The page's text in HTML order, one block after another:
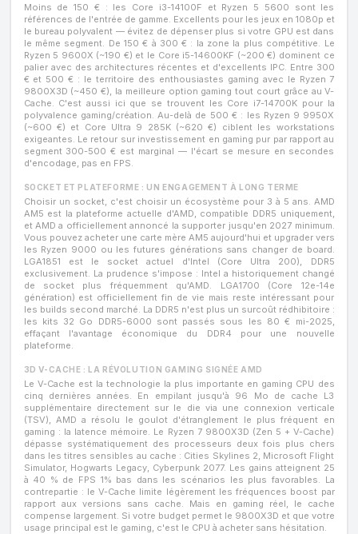
Moins de 150 € : les Core i3-14100F et Ryzen 5 5600 sont les
références de l'entrée de gamme. Excellents pour les jeux en 1080p et
le bureau polyvalent — évitez de dépenser plus si votre GPU est dans
le même segment. De 150 € à 300 € : la zone la plus compétitive. Le
Ryzen 5 9600X (~190 €) et le Core i5-14600KF (~200 €) dominent ce
palier avec des architectures récentes et d'excellents IPC. Entre 300
€ et 500 € : le territoire des enthousiastes gaming avec le Ryzen 7
9800X3D (~450 €), la meilleure option gaming tout court grâce au V-
Cache. C'est aussi ici que se trouvent les Core i7-14700K pour la
polyvalence gaming/création. Au-delà de 500 € : les Ryzen 9 9950X
(~600 €) et Core Ultra 9 285K (~620 €) ciblent les workstations
exigeantes. Le retour sur investissement en gaming pur par rapport au
segment 300-500 € est marginal — l'écart se mesure en secondes
d'encodage, pas en FPS.
SOCKET ET PLATEFORME : UN ENGAGEMENT À LONG TERME
Choisir un socket, c'est choisir un écosystème pour 3 à 5 ans. AMD
AM5 est la plateforme actuelle d'AMD, compatible DDR5 uniquement,
et AMD a officiellement annoncé la supporter jusqu'en 2027 minimum.
Vous pouvez acheter une carte mère AM5 aujourd'hui et upgrader vers
les Ryzen 9000 ou les futures générations sans changer de board.
LGA1851 est le socket actuel d'Intel (Core Ultra 200), DDR5
exclusivement. La prudence s'impose : Intel a historiquement changé
de socket plus fréquemment qu'AMD. LGA1700 (Core 12e-14e
génération) est officiellement fin de vie mais reste intéressant pour
les builds second marché. La DDR5 n'est plus un surcoût rédhibitoire :
les kits 32 Go DDR5-6000 sont passés sous les 80 € mi-2025,
effaçant l'avantage économique du DDR4 pour une nouvelle
plateforme.
3D V-CACHE : LA RÉVOLUTION GAMING SIGNÉE AMD
Le V-Cache est la technologie la plus importante en gaming CPU des
cinq dernières années. En empilant jusqu'à 96 Mo de cache L3
supplémentaire directement sur le die via une connexion verticale
(TSV), AMD a résolu le goulot d'étranglement le plus fréquent en
gaming : la latence mémoire. Le Ryzen 7 9800X3D (Zen 5 + V-Cache)
dépasse systématiquement des processeurs deux fois plus chers
dans les titres sensibles au cache : Cities Skylines 2, Microsoft Flight
Simulator, Hogwarts Legacy, Cyberpunk 2077. Les gains atteignent 25
à 40 % de FPS 1% bas dans les scénarios les plus favorables. La
contrepartie : le V-Cache limite légèrement les fréquences boost par
rapport aux versions sans cache. Mais en gaming réel, le cache
compense largement. Si votre budget permet le 9800X3D et que votre
usage principal est le gaming, c'est le CPU à acheter sans hésitation.